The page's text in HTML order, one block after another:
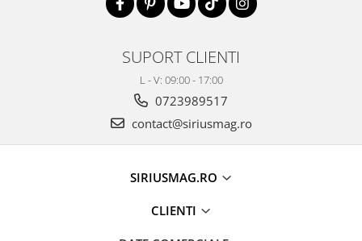
SUPORT CLIENTI
L - V: 09:00 - 17:00
0723989517
contact@siriusmag.ro
SIRIUSMAG.RO
CLIENTI